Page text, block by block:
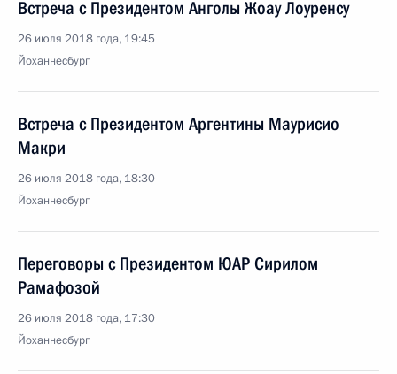
Встреча с Президентом Анголы Жоау Лоуренсу
26 июля 2018 года, 19:45
Йоханнесбург
Встреча с Президентом Аргентины Маурисио
Макри
26 июля 2018 года, 18:30
Йоханнесбург
Переговоры с Президентом ЮАР Сирилом
Рамафозой
26 июля 2018 года, 17:30
Йоханнесбург